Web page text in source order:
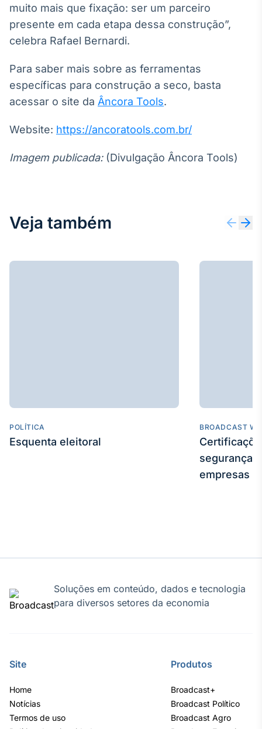
muito mais que fixação: ser um parceiro
presente em cada etapa dessa construção”,
celebra Rafael Bernardi.
Para saber mais sobre as ferramentas
específicas para construção a seco, basta
acessar o site da Âncora Tools.
Website: https://ancoratools.com.br/
Imagem publicada:(Divulgação Âncora Tools)
Veja também
POLÍTICA
Esquenta eleitoral
BROADCAST
segurança
empresas
Soluções em conteúdo, dados e tecnologia
para diversos setores da economia
Site
Home
Notícias
Termos de uso
Produtos
Broadcast+
Broadcast Político
Broadcast Agro